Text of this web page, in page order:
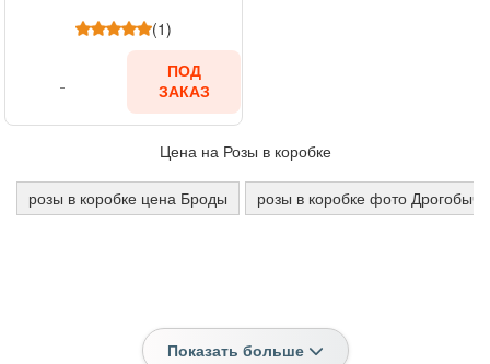
(1)
ПОД
ЗАКАЗ
Цена на Розы в коробке
розы в коробке цена Броды розы в коробке фото Дрогобыч
Показать больше